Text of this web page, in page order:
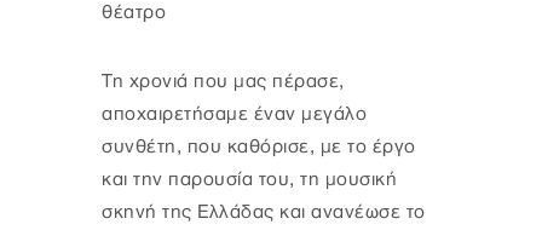
θέατρο
Τη χρονιά που μας πέρασε,
αποχαιρετήσαμε έναν μεγάλο
συνθέτη, που καθόρισε, με το έργο
και την παρουσία του, τη μουσική
σκηνή της Ελλάδας και ανανέωσε το